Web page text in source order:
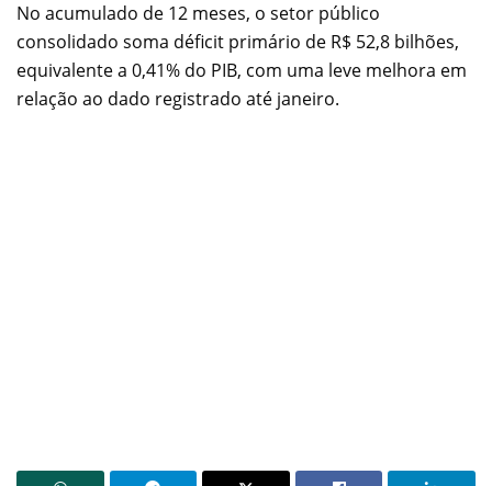
No acumulado de 12 meses, o setor público
consolidado soma déficit primário de R$ 52,8 bilhões,
equivalente a 0,41% do PIB, com uma leve melhora em
relação ao dado registrado até janeiro.